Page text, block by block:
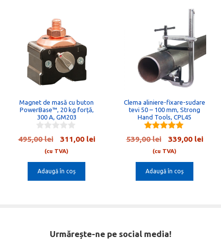
Magnet de masă cu buton
PowerBase™, 20 kg forță,
300 A, GM203
0
o
f
5
495,00lei
Prețul
inițial
a
fost:
311,00 leiPrețul
(cu TVA)
Adaugă în coș
Clema aliniere-fixare-sudare
tevi 50 – 100 mm, Strong
Hand Tools, CPL45
5.00
out of 5
539,00lei
Prețul
inițial
a
fost:
339,00 lei
(cu TVA)
Adaugă în coș
Urmărește-ne pe social media!